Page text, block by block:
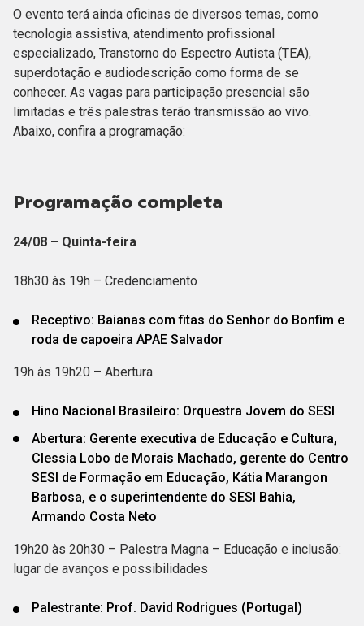
O evento terá ainda oficinas de diversos temas, como
tecnologia assistiva, atendimento profissional
especializado, Transtorno do Espectro Autista (TEA),
superdotação e audiodescrição como forma de se
conhecer. As vagas para participação presencial são
limitadas e três palestras terão transmissão ao vivo.
Abaixo, confira a programação:
Programação completa
24/08 – Quinta-feira
18h30 às 19h – Credenciamento
Receptivo: Baianas com fitas do Senhor do Bonfim e
roda de capoeira APAE Salvador
19h às 19h20 – Abertura
Hino Nacional Brasileiro: Orquestra Jovem do SESI
Abertura: Gerente executiva de Educação e Cultura,
Clessia Lobo de Morais Machado, gerente do Centro
SESI de Formação em Educação, Kátia Marangon
Barbosa, e o superintendente do SESI Bahia,
Armando Costa Neto
19h20 às 20h30 – Palestra Magna – Educação e inclusão:
lugar de avanços e possibilidades
Palestrante: Prof. David Rodrigues (Portugal)